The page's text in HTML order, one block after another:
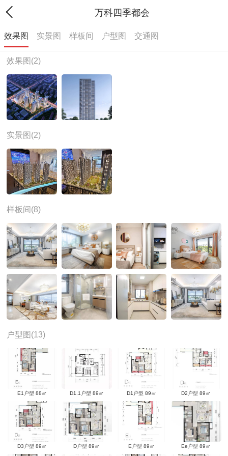
万科四季都会
效果图 实景图 样板间 户型图 交通图
效果图(2)
实景图(2)
样板间(8)
户型图(13)
E1户型 88㎡ D1.1户型 89㎡ D1户型 89㎡ D2户型 89㎡
D3户型 89㎡ D户型 89㎡ E户型 89㎡ Ee户型 89㎡